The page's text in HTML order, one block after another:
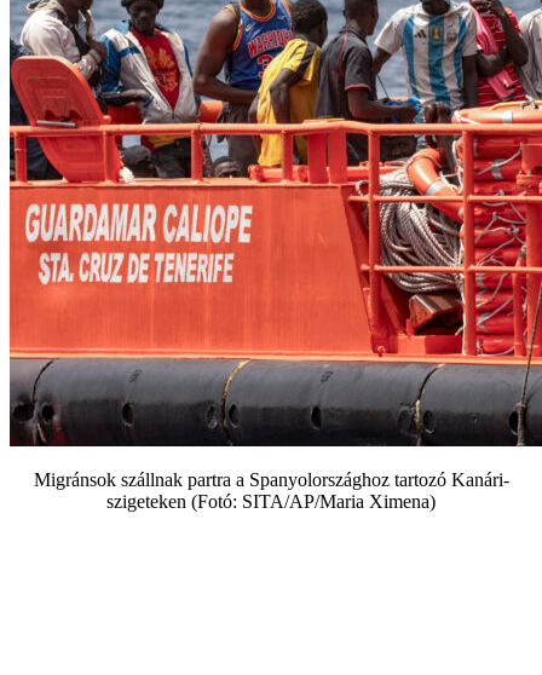
Migránsok szállnak partra a Spanyolországhoz tartozó Kanári-
szigeteken (Fotó: SITA/AP/Maria Ximena)